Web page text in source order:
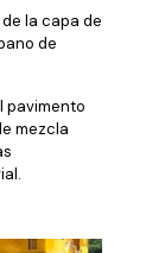
la capa de
de
pavimento
mezcla